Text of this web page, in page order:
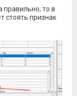
правильно, то в
стоять признак